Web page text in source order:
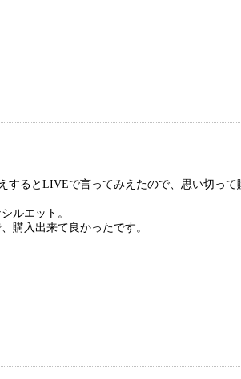
するとLIVEで言ってみえたので、思い切って
ルエット。
購入出来て良かったです。